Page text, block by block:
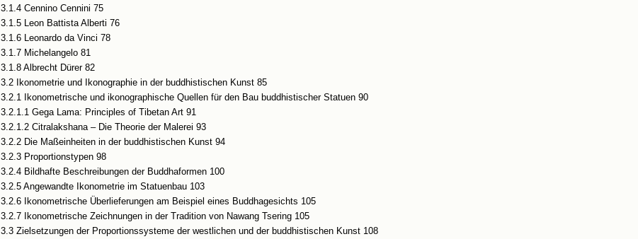
3.1.4 Cennino Cennini 75
3.1.5 Leon Battista Alberti 76
3.1.6 Leonardo da Vinci 78
3.1.7 Michelangelo 81
3.1.8 Albrecht Dürer 82
3.2 Ikonometrie und Ikonographie in der buddhistischen Kunst 85
3.2.1 Ikonometrische und ikonographische Quellen für den Bau buddhistischer Statuen 90
3.2.1.1 Gega Lama: Principles of Tibetan Art 91
3.2.1.2 Citralakshana – Die Theorie der Malerei 93
3.2.2 Die Maßeinheiten in der buddhistischen Kunst 94
3.2.3 Proportionstypen 98
3.2.4 Bildhafte Beschreibungen der Buddhaformen 100
3.2.5 Angewandte Ikonometrie im Statuenbau 103
3.2.6 Ikonometrische Überlieferungen am Beispiel eines Buddhagesichts 105
3.2.7 Ikonometrische Zeichnungen in der Tradition von Nawang Tsering 105
3.3 Zielsetzungen der Proportionssysteme der westlichen und der buddhistischen Kunst 108